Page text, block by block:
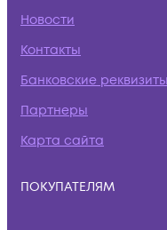
Новости
Контакты
Банковские реквизиты
Партнеры
Карта сайта
ПОКУПАТЕЛЯМ